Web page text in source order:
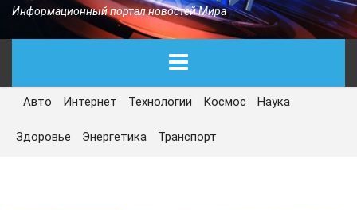
Информационный портал новостей Мира
ГЛАВНАЯ
СЕГОДНЯ
Авто Интернет Технологии Космос Наука
Здоровье Энергетика Транспорт